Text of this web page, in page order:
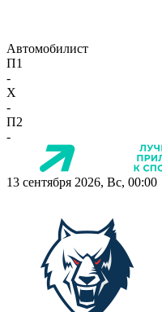
Автомобилист
П1
-
X
-
П2
-
13 сентября 2026, Вс, 00:00